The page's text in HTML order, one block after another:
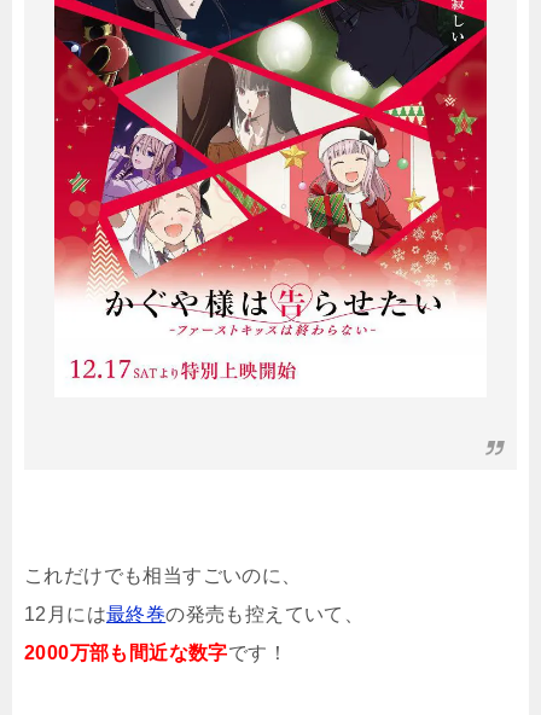
これだけでも相当すごいのに、
12月には最終巻の発売も控えていて、
2000万部も間近な数字です！